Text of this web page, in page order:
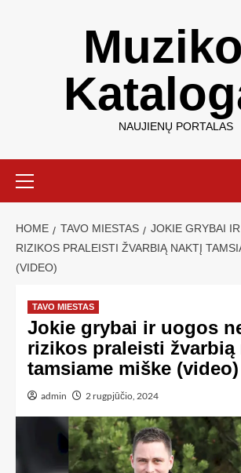
NAUJIENŲ PORTALAS
HOME TAVO MIESTAS
JOKIE GRYBAI
RIZIKOS PRALEISTI ŽVARBIĄ NAKTĮ
(VIDEO)
TAVO MIESTAS
Jokie grybai ir uogos
rizikos praleisti žvarbią
tamsiame miške (video)
admin 2 rugpjūčio, 2024